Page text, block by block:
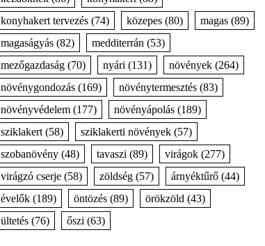
konyhakert tervezés(74) közepes(80) magas(89)
magaságyás(82) medditerrán (53)
mezőgazdaság(70) nyári (131) növények(264)
növénygondozás(169) növénytermesztés(83)
növényvédelem(177) növényápolás(189)
sziklakert(58) sziklakerti növények(57)
szobanövény(48) tavaszi (89) virágok(277)
virágzó cserje(58) zöldség(57) árnyéktűrő(44)
évelők(189) öntözés(89) örökzöld (43)
ültetés(76) őszi (63)